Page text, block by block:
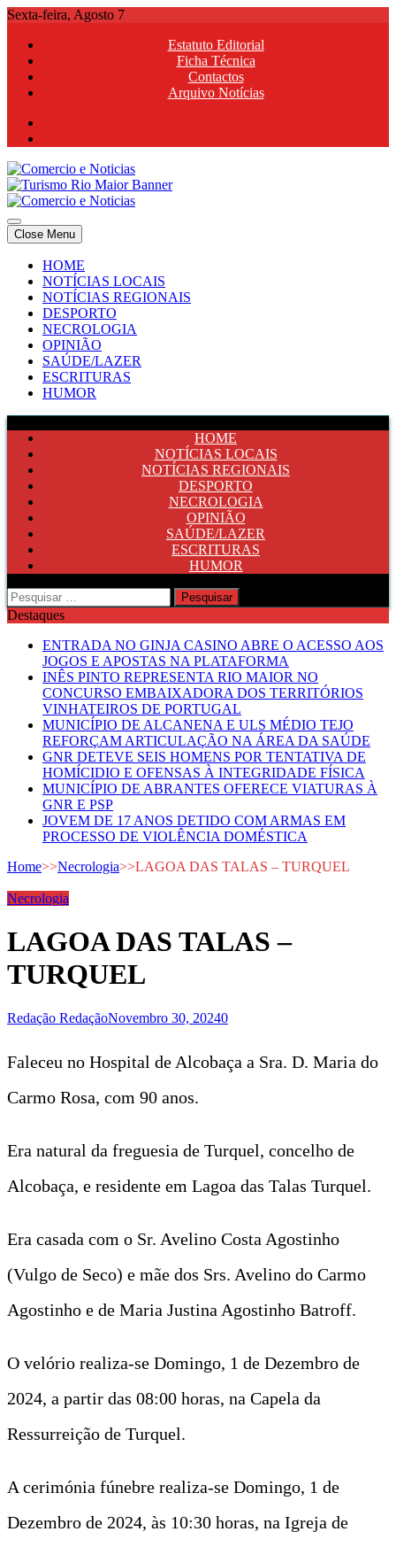
Skip
content
Sexta-feira, Agosto 7
Estatuto Editorial
Ficha Técnica
Contactos
Arquivo Notícias
Comercio e Noticias
Notícias e Publicidade Online
Comercio e Noticias
Notícias e Publicidade Online
Close Menu
HOME
NOTÍCIAS LOCAIS
NOTÍCIAS REGIONAIS
DESPORTO
NECROLOGIA
OPINIÃO
SAÚDE/LAZER
ESCRITURAS
HUMOR
HOME
NOTÍCIAS LOCAIS
NOTÍCIAS REGIONAIS
DESPORTO
NECROLOGIA
OPINIÃO
SAÚDE/LAZER
ESCRITURAS
HUMOR
Pesquisar
por:
Destaques
ENTRADA NO GINJA CASINO ABRE O ACESSO AOS
JOGOS E APOSTAS NA PLATAFORMA
INÊS PINTO REPRESENTA RIO MAIOR NO
CONCURSO EMBAIXADORA DOS TERRITÓRIOS
VINHATEIROS DE PORTUGAL
MUNICÍPIO DE ALCANENA E ULS MÉDIO TEJO
REFORÇAM ARTICULAÇÃO NA ÁREA DA SAÚDE
GNR DETEVE SEIS HOMENS POR TENTATIVA DE
HOMÍCIDIO E OFENSAS À INTEGRIDADE FÍSICA
MUNICÍPIO DE ABRANTES OFERECE VIATURAS À
GNR E PSP
JOVEM DE 17 ANOS DETIDO COM ARMAS EM
PROCESSO DE VIOLÊNCIA DOMÉSTICA
Home>>Necrologia>>LAGOA DAS TALAS – TURQUEL
Necrologia
LAGOA DAS TALAS –
TURQUEL
Redação RedaçãoNovembro 30, 20240
Faleceu no Hospital de Alcobaça a Sra. D. Maria do
Carmo Rosa, com 90 anos.
Era natural da freguesia de Turquel, concelho de
Alcobaça, e residente em Lagoa das Talas Turquel.
Era casada com o Sr. Avelino Costa Agostinho
(Vulgo de Seco) e mãe dos Srs. Avelino do Carmo
Agostinho e de Maria Justina Agostinho Batroff.
O velório realiza-se Domingo, 1 de Dezembro de
2024, a partir das 08:00 horas, na Capela da
Ressurreição de Turquel.
A cerimónia fúnebre realiza-se Domingo, 1 de
Dezembro de 2024, às 10:30 horas, na Igreja de